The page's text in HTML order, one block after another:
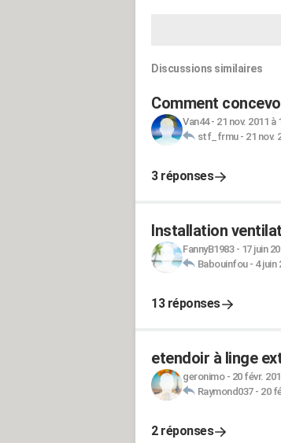
Discussions similaires
Comment
Van44- 21 nov. 2011 à
stf_frmu- 21 nov.
3 réponses
Installation
FannyB1983- 17 juin
Babouinfou- 4 juin
13 réponses
etendoir à linge
geronimo- 20 févr.
Raymond037- 20
2 réponses